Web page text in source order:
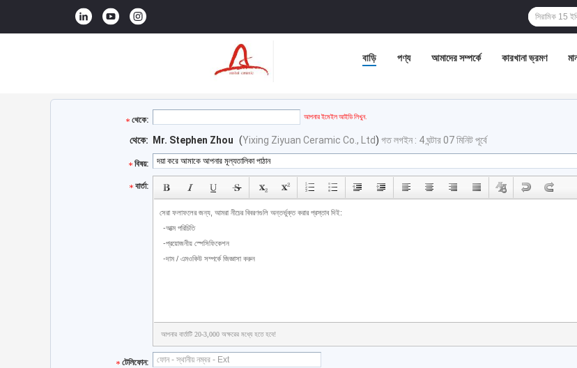
বাড়ি পণ্য আমাদের সম্পর্কে কারখানা ভ্রমণ
থেকে: আপনার ইমেইল আইডি লিখুন.
থেকে: Mr. Stephen Zhou (Yixing Ziyuan Ceramic Co., Ltd) গত লগইন : 4 ঘন্টার 07 মিনিট পূর্বে
বিষয়:
বার্তা:
আপনার বার্তাটি 20-3,000 অক্ষরের মধ্যে হতে হবে!
টেলিফোন: